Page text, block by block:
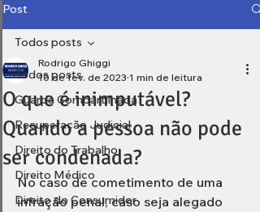
Post
Todos posts
Guarda Compartilhada
Recuperação Judicial
Direito do Trabalho
Direito Médico
Direito do Consumidor
Todos posts
O que é inimputável?
Quando a pessoa não pode
ser condenada?
Rodrigo Ghiggi
10 de fev. de 2023 1 min de leitura
No caso de cometimento de uma
infração penal, caso seja alegado